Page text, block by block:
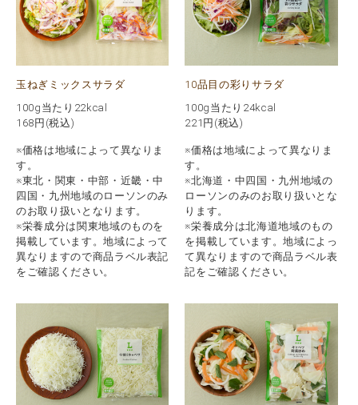
玉ねぎミックスサラダ
100g当たり22kcal
168 円(税込)
※価格は地域によって異なりま
す。
※東北・関東・中部・近畿・中
四国・九州地域のローソンのみ
のお取り扱いとなります。
※栄養成分は関東地域のものを
掲載しています。地域によって
異なりますので商品ラベル表記
をご確認ください。
10品目の彩りサラダ
100g当たり24kcal
221 円(税込)
※価格は地域によって異なりま
す。
※北海道・中四国・九州地域の
ローソンのみのお取り扱いとな
ります。
※栄養成分は北海道地域のもの
を掲載しています。地域によっ
て異なりますので商品ラベル表
記をご確認ください。